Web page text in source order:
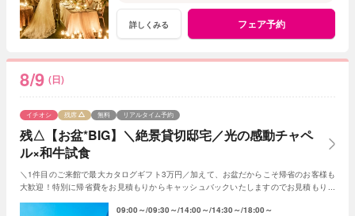
詳しくみる フェア予約
8/9 (日)
残△【お盆*BIG】＼絶景貸切邸宅／光の感動チャペ
ル×和牛試食
イチオシ 残席 無料 リアルタイム予約
＼1件目のご来館で最大カタログギフト3万円／加えて、お盆だからこそ帰省のお客様も
大歓迎！特別に帰省費をお見積もりからキャッシュバックいたしますのでお見積もり作
09:00～ 09:30～ 14:00～ 14:30～ 18:00～